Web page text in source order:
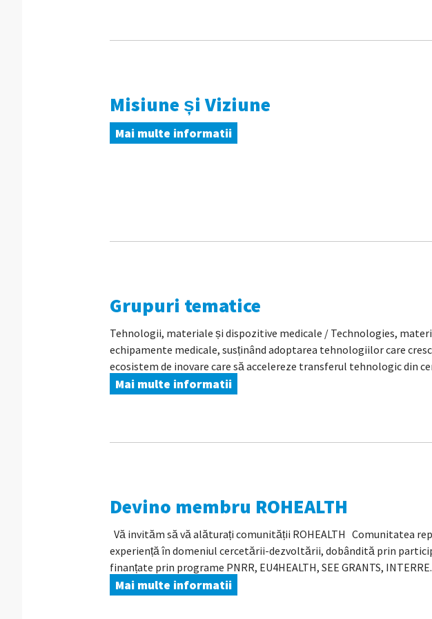
Misiune și Viziune
Mai multe informatii
Grupuri tematice
Tehnologii, materiale și dispozitive medicale / Technologies,
echipamente medicale, susținând adoptarea tehnologiilor care
ecosistem de inovare care să accelereze transferul tehnologic din
Mai multe informatii
Devino membru ROHEALTH
Vă invităm să vă alăturați comunității ROHEALTH Comunitatea
experiență în domeniul cercetării-dezvoltării, dobândită prin
finanțate prin programe PNRR, EU4HEALTH, SEE GRANTS,
Mai multe informatii